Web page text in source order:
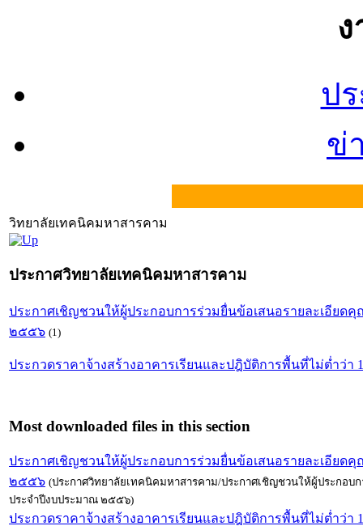
ป
ข่
วิทยาลัยเทคนิคมหาสารคาม
ประกาศวิทยาลัยเทคนิคมหาสารคาม
ประกาศเชิญชวนให้ผู้ประกอบการร่วมยื่นข้อเสนอรายละเอีย
๒๕๕๖ (1)
ประกวดราคาจ้างสร้างอาคารเรียนและปฎิบัติการพื้นที่ไม่ต่ำว่า
Most downloaded files in this section
ประกาศเชิญชวนให้ผู้ประกอบการร่วมยื่นข้อเสนอรายละเอีย
๒๕๕๖ (ประกาศวิทยาลัยเทคนิคมหาสารคาม/ประกาศเชิญชวนให้ผู้ประกอ
ประจำปีงบประมาณ ๒๕๕๖)
ประกวดราคาจ้างสร้างอาคารเรียนและปฎิบัติการพื้นที่ไม่ต่ำว่า